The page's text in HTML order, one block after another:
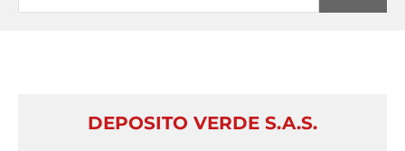
DEPOSITO VERDE S.A.S.